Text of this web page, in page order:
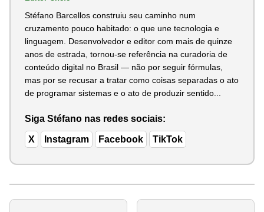
Stéfano Barcellos construiu seu caminho num
cruzamento pouco habitado: o que une tecnologia e
linguagem. Desenvolvedor e editor com mais de quinze
anos de estrada, tornou-se referência na curadoria de
conteúdo digital no Brasil — não por seguir fórmulas,
mas por se recusar a tratar como coisas separadas o ato
de programar sistemas e o ato de produzir sentido...
Siga Stéfano nas redes sociais:
X Instagram Facebook TikTok